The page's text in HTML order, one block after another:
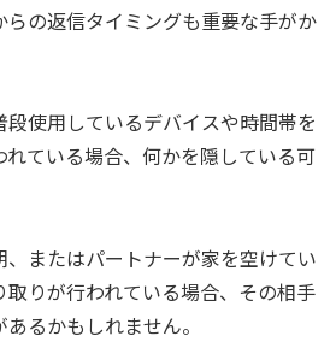
の返信タイミングも重要な手がか
使用しているデバイスや時間帯を
ている場合、何かを隠している可
またはパートナーが家を空けてい
取りが行われている場合、その相手
るかもしれません。